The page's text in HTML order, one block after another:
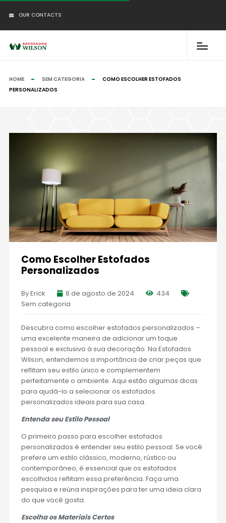
OUR CONTACTS
HOME SEM CATEGORIA
COMO ESCOLHER ESTOFADOS
PERSONALIZADOS
Como Escolher Estofados
Personalizados
By Erick 8 de agosto de 2024
434
Sem categoria
Descubra como escolher estofados personalizados –
uma excelente maneira de adicionar um toque
pessoal e exclusivo à sua decoração. Na Estofados
Wilson, entendemos a importância de criar peças que
reflitam seu estilo único e complementem
perfeitamente o ambiente. Aqui estão algumas dicas
para ajudá-lo a selecionar os estofados
personalizados ideais para sua casa.
Entenda seu Estilo Pessoal
O primeiro passo para escolher estofados
personalizados é entender seu estilo pessoal. Se você
prefere um estilo clássico, moderno, rústico ou
contemporâneo, é essencial que os estofados
escolhidos reflitam essa preferência. Faça uma
pesquisa e reúna inspirações para ter uma ideia clara
do que você gosta.
Escolha os Materiais Certos